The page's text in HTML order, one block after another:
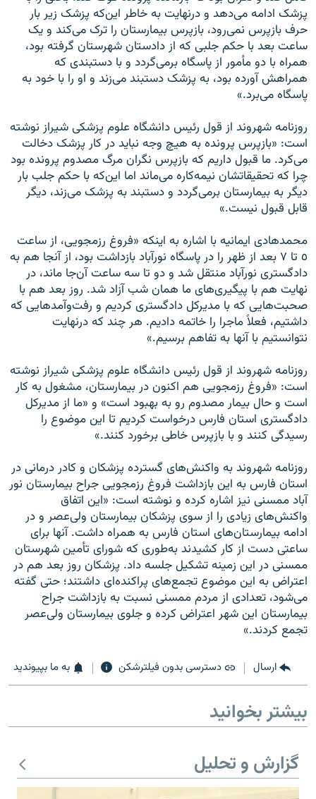
پزشک ادامه می‌دهد و درنهایت به خاطر این‌که پزشک زیر بار
حرف بازپرس نمی‌رود، بازپرس بیمارستان را ترک می‌کند و یک
ساعت بعد با حکم جلبی که از دادستان شهرستان گرفته بود،
همراه با دو مأمور از پاسگاه برمی‌گردد و با دستبندی که
همراهش آورده بود، به پزشک دستبند می‌زند و او را با خود به
پاسگاه می‌برد.»
روزنامه شهروند از قول رئیس دانشگاه علوم پزشکی شیراز نوشته
است: «بازپرس پرونده به هیچ وجه نباید در کار پزشک دخالت
می‌کرد. ما قبول داریم که بازپرس نگران مرگ مصدوم پرونده بود
چرا که تحقیقاتشان نیمه‌کاره می‌ماند اما این‌که با حکم جلب بار
دیگر به بیمارستان برمی‌گردد و دستبند به پزشک می‌زند، دیگر
قابل قبول نیست.»
محمدهادی ایمانیه با اشاره به اینکه «فروغ رزمجویی، از ساعت
٥ تا ۷ بعد از ظهر را در پاسگاه نورآباد بازداشت بود، از آنجا هم به
دادگستری نورآباد منتقل شد و دو تا سه ساعت آن‌جا ماند، در
نهایت هم با پیگیری‌های ما همان شب آزاد شد. روز بعد هم با
صحبت‌هایی که با مدیرکل دادگستری کردیم و رفت‌وآمدهایی که
داشتیم، فعلاً ماجرا را خاتمه دادیم. هر چند که درنهایت
نتوانستیم با آنها به تفاهم برسیم.»
روزنامه شهروند از قول رئیس دانشگاه علوم پزشکی شیراز نوشته
است: «فروغ رزمجویی هم اکنون در بیمارستان، مشغول به کار
است و حال بیمار مصدوم رو به بهبود است» و «ما از مدیرکل
دادگستری استان فارس درخواست کردیم تا این موضوع را
رسیدگی کنند و با بازپرس خاطی برخورد کنند.»
روزنامه شهروند به واکنش‌های گسترده پزشکان و کادر درمانی در
استان فارس به این بازداشت فروغ رزمجویی جراح بیمارستان نور
آباد ممسنی نیز اشاره کرده و نوشته است: «این اتفاق
واکنش‌های زیادی را از سوی پزشکان بیمارستان ولی‌عصر و در
ادامه بیمارستان‌های استان فارس به همراه داشت. آنها برای
ساعتی دست از کار کشیدند به‌طوری که شورای تأمین شهرستان
ممسنی در این زمینه تشکیل جلسه داد. پزشکان روز بعد هم در
اعتراض به این موضوع تجمع‌های پراکنده‌ای داشتند؛ حتی گفته
می‌شود، تعدادی از مردم ممسنی نسبت به بازداشت جراح
بیمارستان این شهر اعتراض کرده و جلوی بیمارستان ولی‌عصر
تجمع کردند.»
ارسال دسترسی بدون فیلترشکن به ما بپیوندید
بیشتر بخوانید
گزارش و تحلیل